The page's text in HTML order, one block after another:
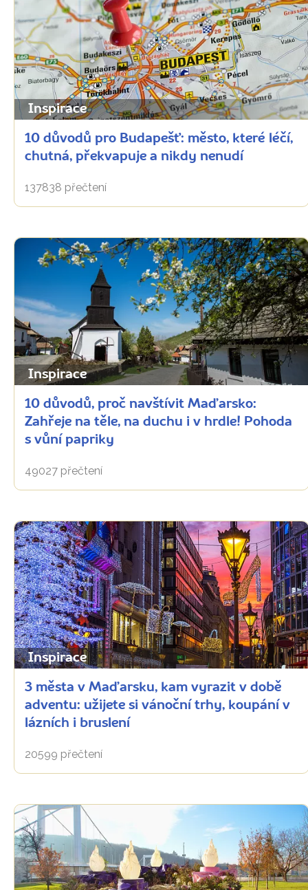
Inspirace
10 důvodů pro Budapešť: město, které léčí,
chutná, překvapuje a nikdy nenudí
137838 přečtení
Inspirace
10 důvodů, proč navštívit Maďarsko:
Zahřeje na těle, na duchu i v hrdle! Pohoda
s vůní papriky
49027 přečtení
Inspirace
3 města v Maďarsku, kam vyrazit v době
adventu: užijete si vánoční trhy, koupání v
lázních i bruslení
20599 přečtení